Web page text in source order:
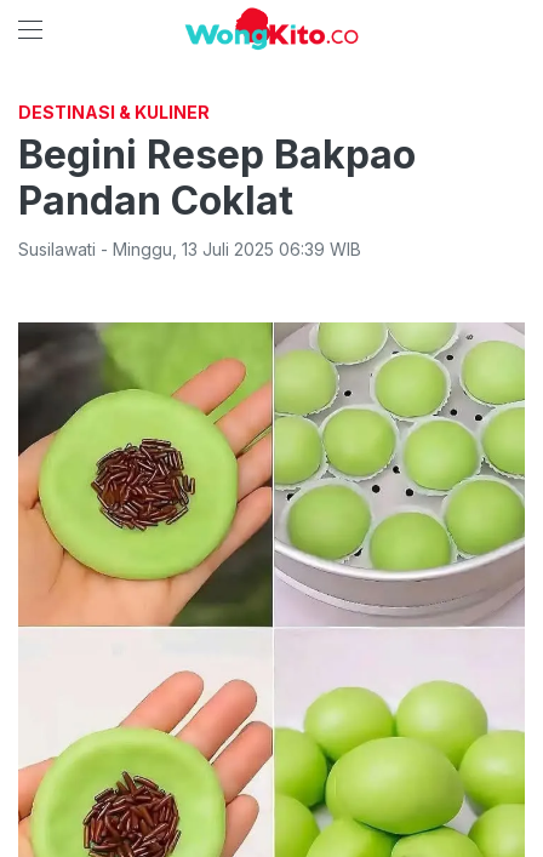
DESTINASI & KULINER
Begini Resep Bakpao
Pandan Coklat
Susilawati - Minggu 13 Juli 2025 06:39 WIB